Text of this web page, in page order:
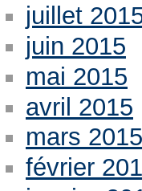
juillet
juin 2015
mai 2015
avril 2015
mars 2015
février